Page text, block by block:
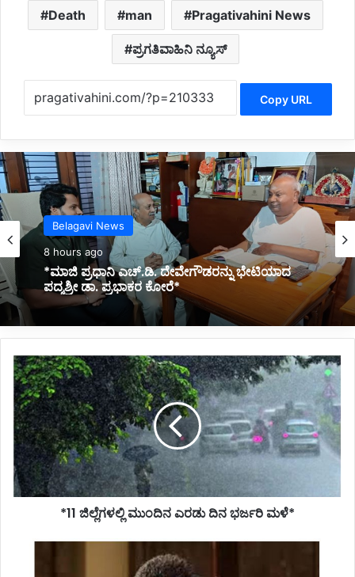
Death man Pragativahini News
ಪ್ರಗತಿವಾಹಿನಿ ನ್ಯೂಸ್
Copy URL
Kannada News
8 hours ago
*2025 ರಲ್ಲಿ ಪ್ರಧಾನಮಂತ್ರಿ ಅವರ ವಿದೇಶಕ್ಕೆ ತಗುಲಿದ
ಒಟ್ಟು ವೆಚ್ಚ ಎಷ್ಟು ಗೋತ್ತಾ..?*
*11
ಜಿಲ್ಲೆಗಳಲ್ಲಿ
ಮುಂದಿನ
ಎರಡು
ದಿನ
ಭರ್ಜರಿ
ಮಳೆ*
*11 ಜಿಲ್ಲೆಗಳಲ್ಲಿ ಮುಂದಿನ ಎರಡು ದಿನ ಭರ್ಜರಿ ಮಳೆ*